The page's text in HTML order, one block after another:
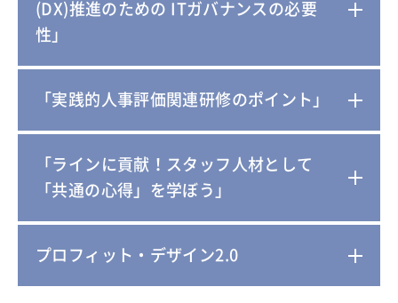
(DX)推進のための ITガバナンスの必要
性」
「実践的人事評価関連研修のポイント」
「ラインに貢献！スタッフ人材として
「共通の心得」を学ぼう」
プロフィット・デザイン2.0